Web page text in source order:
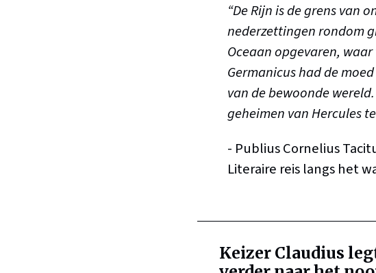
“De Rijn is de grens van
nederzettingen rondom
Oceaan opgevaren,
Germanicus had de
van de bewoonde
geheimen van Hercules
- Publius Cornelius
Literaire reis langs het
Keizer Claudius